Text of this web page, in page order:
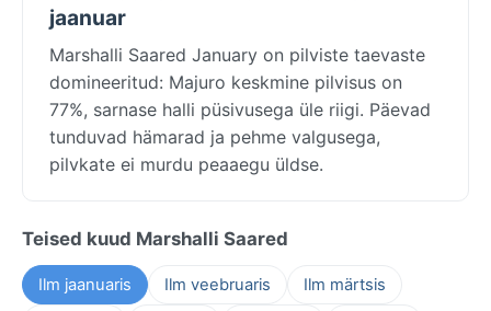
jaanuar
Marshalli Saared January on pilviste taevaste
domineeritud: Majuro keskmine pilvisus on
77%, sarnase halli püsivusega üle riigi. Päevad
tunduvad hämarad ja pehme valgusega,
pilvkate ei murdu peaaegu üldse.
Teised kuud Marshalli Saared
Ilm jaanuaris Ilm veebruaris Ilm märtsis